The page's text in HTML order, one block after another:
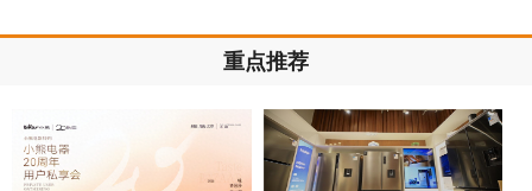
重点推荐